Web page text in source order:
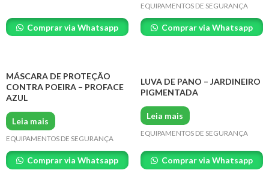
Comprar via Whatsapp
EQUIPAMENTOS DE SEGURANÇA
Comprar via Whatsapp
MÁSCARA DE PROTEÇÃO
CONTRA POEIRA – PROFACE
AZUL
Leia mais
EQUIPAMENTOS DE SEGURANÇA
Comprar via Whatsapp
LUVA DE PANO – JARDINEIRO
PIGMENTADA
Leia mais
EQUIPAMENTOS DE SEGURANÇA
Comprar via Whatsapp